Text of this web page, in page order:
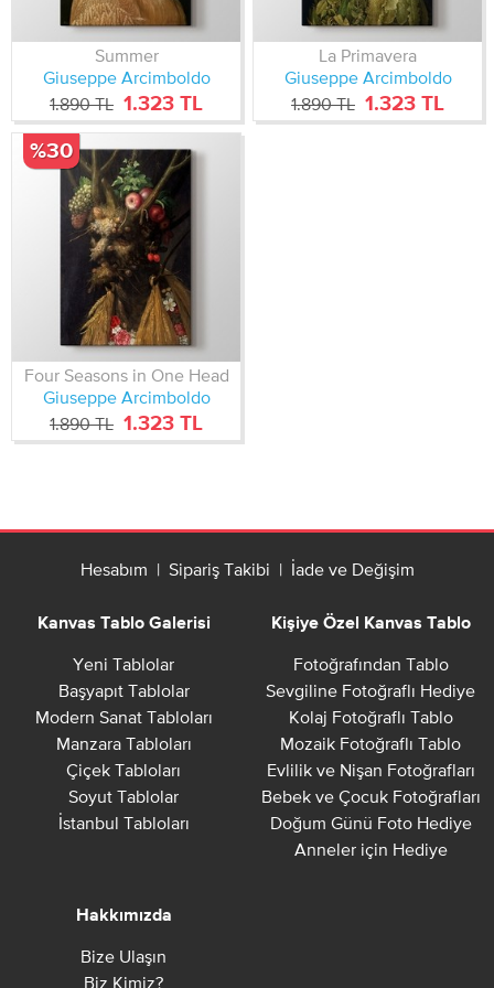
Summer
Giuseppe Arcimboldo
1.890 TL 1.323 TL
La Primavera
Giuseppe Arcimboldo
1.890 TL 1.323 TL
Four Seasons in One Head
Giuseppe Arcimboldo
1.890 TL 1.323 TL
%30
Hesabım | Sipariş Takibi | İade ve Değişim
Kanvas Tablo Galerisi
Yeni Tablolar
Başyapıt Tablolar
Modern Sanat Tabloları
Manzara Tabloları
Çiçek Tabloları
Soyut Tablolar
İstanbul Tabloları
Kişiye Özel Kanvas Tablo
Fotoğrafından Tablo
Sevgiline Fotoğraflı Hediye
Kolaj Fotoğraflı Tablo
Mozaik Fotoğraflı Tablo
Evlilik ve Nişan Fotoğrafları
Bebek ve Çocuk Fotoğrafları
Doğum Günü Foto Hediye
Anneler için Hediye
Hakkımızda
Bize Ulaşın
Biz Kimiz?